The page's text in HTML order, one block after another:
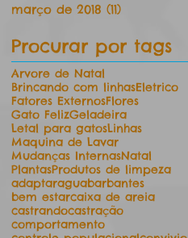
março de 2018 (11)
Procurar por tags
Arvore de Natal
Brincando com linhasEletrico
Fatores ExternosFlores
Gato FelizGeladeira
Letal para gatosLinhas
Maquina de Lavar
Mudanças InternasNatal
PlantasProdutos de limpeza
adaptaraguabarbantes
bem estarcaixa de areia
castrandocastração
comportamento